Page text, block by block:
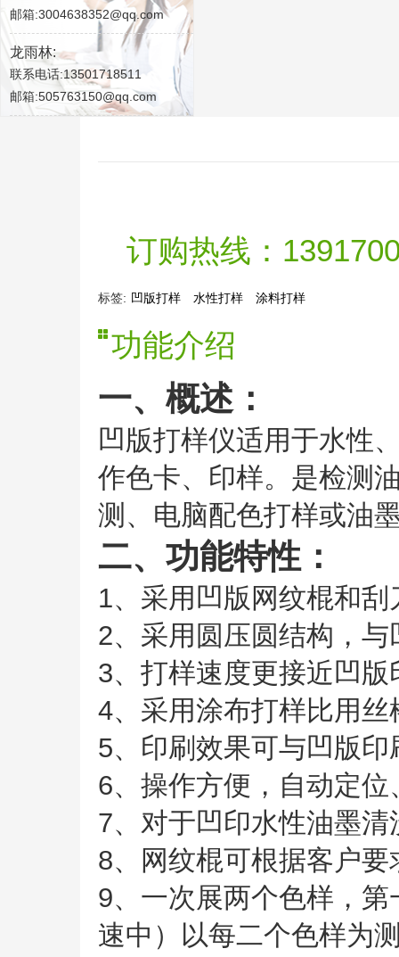
邮箱:3004638352@qq.com
龙雨林:
联系电话:13501718511
邮箱:505763150@qq.com
订购热线：
标签: 凹版打样 水性打样 涂料打样
功能介绍
一、概述：
凹版打样仪适用于水性
作色卡、印样。是检测
测、电脑配色打样或油
二、功能特性：
1、采用凹版网纹棍和
2、采用圆压圆结构，
3、打样速度更接近凹版
4、采用涂布打样比用丝
5、印刷效果可与凹版
6、操作方便，自动定
7、对于凹印水性油墨清
8、网纹棍可根据客户
9、一次展两个色样，
速中）以每二个色样为